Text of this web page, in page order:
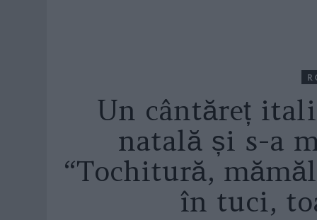
Un cântăreț
natală și s-a
“Tochitură,
în tuci,